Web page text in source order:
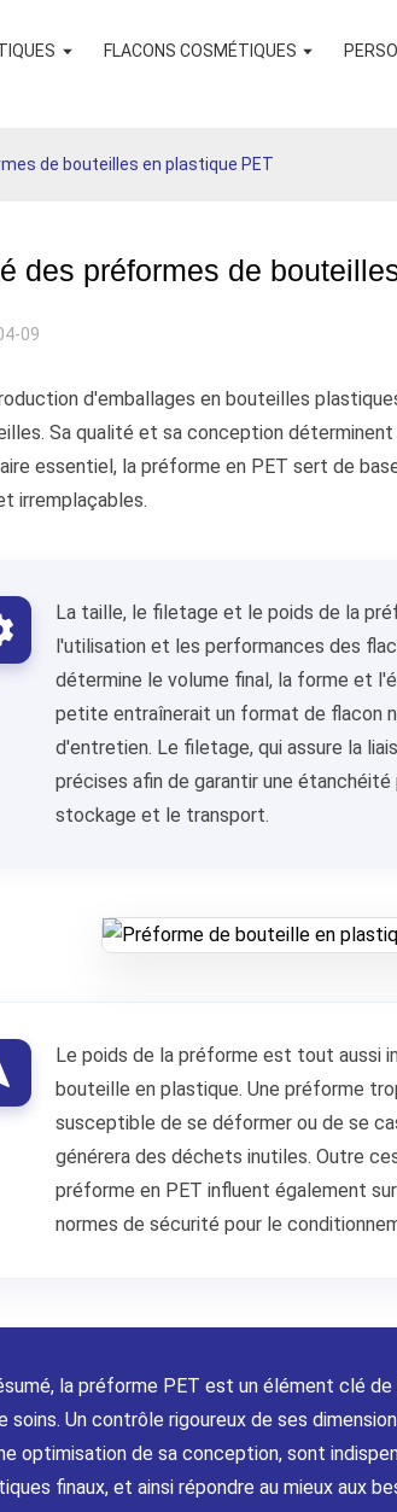
FLACONS COSMÉTIQUES
de bouteilles en plastique PET
des préformes de
09
d'emballages en bouteilles
Sa qualité et sa conception
essentiel, la préforme en PET sert de
irremplaçables.
La taille, le filetage et le poids de la
l'utilisation et les performances des
détermine le volume final, la forme et
petite entraînerait un format de flacon
d'entretien. Le filetage, qui assure la
précises afin de garantir une
stockage et le transport.
Le poids de la préforme est tout aussi
bouteille en plastique. Une préforme
susceptible de se déformer ou de se
générera des déchets inutiles. Outre
préforme en PET influent également
normes de sécurité pour le
la préforme PET est un élément clé
soins. Un contrôle rigoureux de ses
optimisation de sa conception, sont
finaux, et ainsi répondre au mieux aux